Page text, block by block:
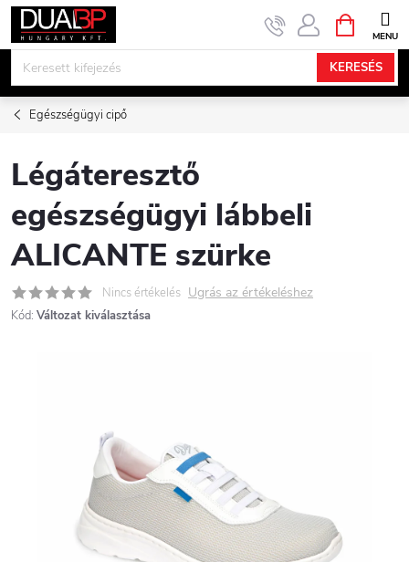
Ugrás
KERESÉS
KOSÁR
Egészségügyi cipő
Légáteresztő
egészségügyi lábbeli
ALICANTE szürke
Nincs értékelés Ugrás az értékeléshez
Kód: Változat kiválasztása